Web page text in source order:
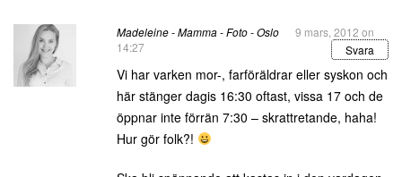
Madeleine - Mamma - Foto - Oslo
9 mars, 2012 on
14:27
Svara
Vi har varken mor-, farföräldrar eller syskon och
här stänger dagis 16:30 oftast, vissa 17 och de
öppnar inte förrän 7:30 – skrattretande, haha!
Hur gör folk?!